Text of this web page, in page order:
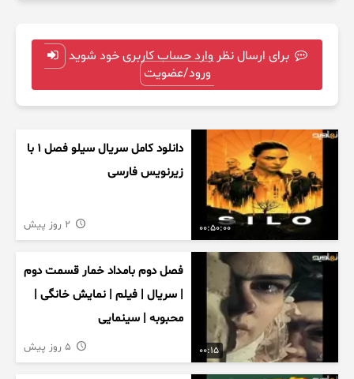
برای ارسال نظر وارد حساب کاربری خود شوید
ورود/عضویت
00:50:00
دانلود کامل سریال سیلو فصل ۱ با
زیرنویس فارسی
00:15
فصل دوم بامداد خمار قسمت دوم
| سریال | فیلم | نمایش خانگی |
محبوبه | سینمایی